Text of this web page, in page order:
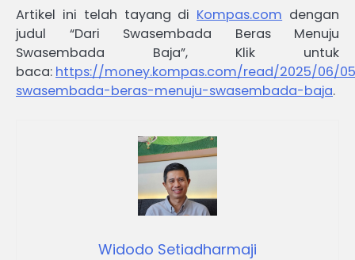
Artikel ini telah tayang di Kompas.com dengan
judul “Dari Swasembada Beras Menuju
Swasembada Baja”, Klik untuk
baca: https://money.kompas.com/read/2025/06/
swasembada-beras-menuju-swasembada-baja.
Widodo Setiadharmaji